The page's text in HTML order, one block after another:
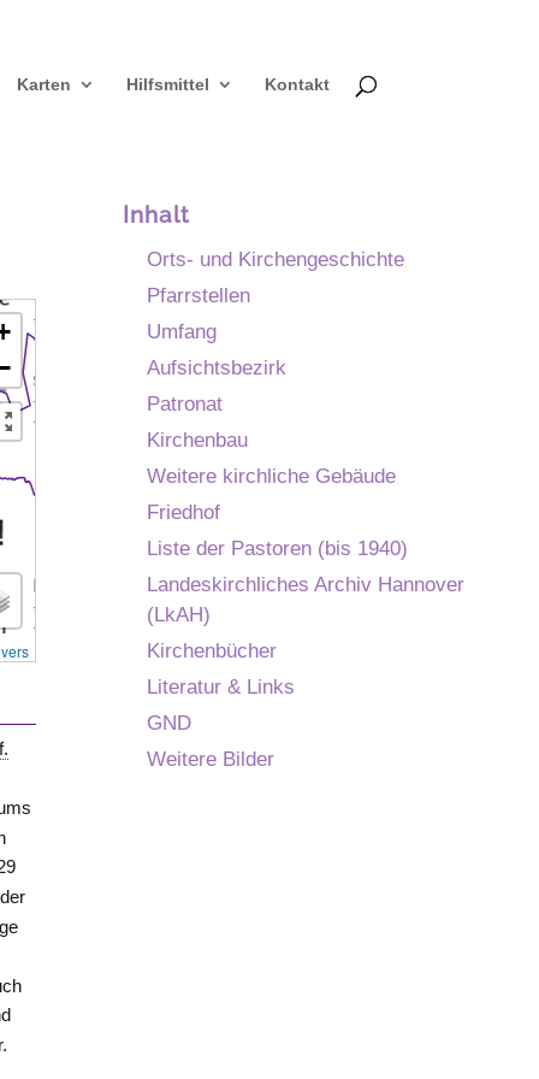
Karten Hilfsmittel Kontakt
Inhalt
Orts- und Kirchengeschichte
Pfarrstellen
Umfang
Aufsichtsbezirk
Patronat
Kirchenbau
Weitere kirchliche Gebäude
Friedhof
Liste der Pastoren (bis 1940)
Landeskirchliches Archiv Hannover
(LkAH)
Kirchenbücher
Literatur & Links
GND
Weitere Bilder